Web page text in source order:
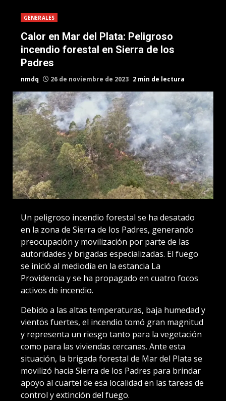
GENERALES
Calor en Mar del Plata: Peligroso
incendio forestal en Sierra de los
Padres
nmdq 26 de noviembre de 2023 2 min de lectura
Un peligroso incendio forestal se ha desatado
en la zona de Sierra de los Padres, generando
preocupación y movilización por parte de las
autoridades y brigadas especializadas. El fuego
se inició al mediodía en la estancia La
Providencia y se ha propagado en cuatro focos
activos de incendio.
Debido a las altas temperaturas, baja humedad y
vientos fuertes, el incendio tomó gran magnitud
y representa un riesgo tanto para la vegetación
como para las viviendas cercanas. Ante esta
situación, la brigada forestal de Mar del Plata se
movilizó hacia Sierra de los Padres para brindar
apoyo al cuartel de esa localidad en las tareas de
control y extinción del fuego.